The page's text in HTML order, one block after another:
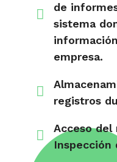
de
sistema
empresa.
registros
Acceso del
Inspección